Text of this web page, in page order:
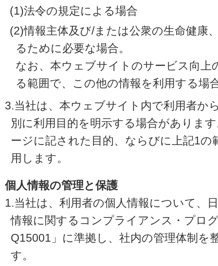
(1)法令の規定による場合
(2)情報主体及び/または公衆の生命健康
るために必要な場合。
なお、本ウェブサイトのサービス向上
る範囲で、この他の情報を利用する場
3.当社は、本ウェブサイト内で利用者か
別に利用目的を明示する場合がありま
ージに記された目的、ならびに上記1の
用します。
個人情報の管理と保護
1.当社は、利用者の個人情報について、
情報に関するコンプライアンス・プロ
Q15001」に準拠し、社内の管理体制を
す。